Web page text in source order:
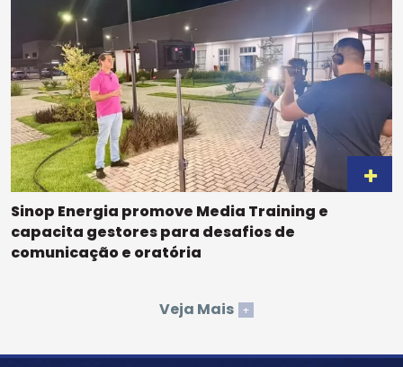
Sinop Energia promove Media Training e
capacita gestores para desafios de
comunicação e oratória
Veja Mais +